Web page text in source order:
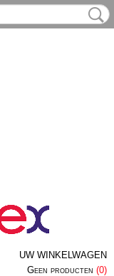
UW WINKELWAGEN
Geen producten (0)